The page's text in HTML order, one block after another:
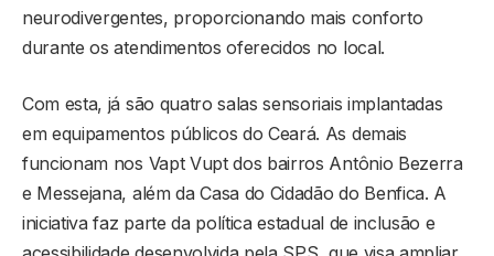
neurodivergentes, proporcionando mais conforto
durante os atendimentos oferecidos no local.
Com esta, já são quatro salas sensoriais implantadas
em equipamentos públicos do Ceará. As demais
funcionam nos Vapt Vupt dos bairros Antônio Bezerra
e Messejana, além da Casa do Cidadão do Benfica. A
iniciativa faz parte da política estadual de inclusão e